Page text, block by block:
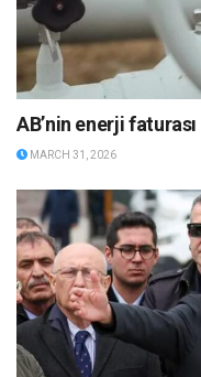
AB’nin enerji
MARCH 31, 2026